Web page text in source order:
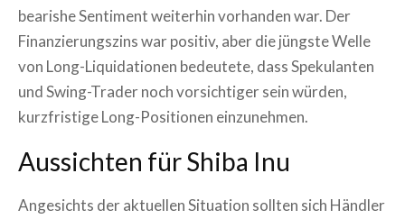
bearishe Sentiment weiterhin vorhanden war. Der
Finanzierungszins war positiv, aber die jüngste Welle
von Long-Liquidationen bedeutete, dass Spekulanten
und Swing-Trader noch vorsichtiger sein würden,
kurzfristige Long-Positionen einzunehmen.
Aussichten für Shiba Inu
Angesichts der aktuellen Situation sollten sich Händler